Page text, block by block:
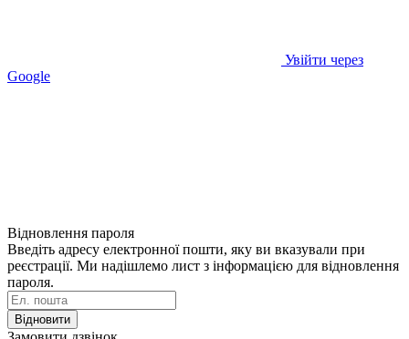
Увійти через
Google
Відновлення пароля
Введіть адресу електронної пошти, яку ви вказували при
реєстрації. Ми надішлемо лист з інформацією для відновлення
пароля.
Відновити